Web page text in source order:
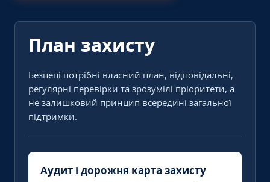
План захисту
Безпеці потрібні власний план, відповідальні,
регулярні перевірки та зрозумілі пріоритети, а
не залишковий принцип всередині загальної
підтримки.
Аудит і дорожня карта захисту